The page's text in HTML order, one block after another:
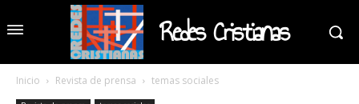
Redes Cristianas
Inicio Revista de prensa temas sociales